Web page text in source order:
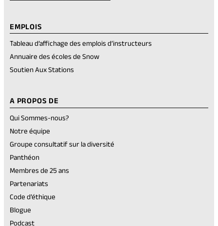
EMPLOIS
Tableau d’affichage des emplois d’instructeurs
Annuaire des écoles de Snow
Soutien Aux Stations
A PROPOS DE
Qui Sommes-nous?
Notre équipe
Groupe consultatif sur la diversité
Panthéon
Membres de 25 ans
Partenariats
Code d’éthique
Blogue
Podcast